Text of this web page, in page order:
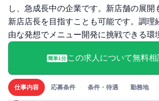
し、急成長中の企業です。新店舗の展開
新店店長を目指すことも可能です。調理
由な発想でメニュー開発に挑戦できる環
簡単1分 この求人について無料相
仕事内容 応募条件 条件・待遇 勤務地